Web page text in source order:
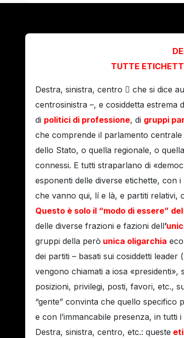
TUTTE
Destra, sinistra, centro  che si dice
centrosinistra –, e cosiddetta estrema
di politici di professione, di gruppi
che comprende il parlamento
dello Stato, o quella regionale, o
connessi. E tutti straparlano di
esponenti delle diverse etichette, con
che vanno qui, lí e là, e partiti relativi,
Questo è solo il “modo di essere”
delle diverse frazioni e fazioni dell’
gruppi della però unica oligarchia
dei partiti – basati sui cosiddetti
vengono chiamati a iosa «presidenti»,
posizioni, privilegi, posti, favori, etc.,
“gente” convinta che quello specifico
e con l’immancabile presenza, in tutti
Destra, sinistra, centro, etc.: queste